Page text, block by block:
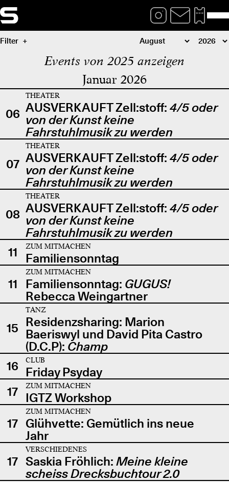
Filter
Events von 2025 anzeigen
Januar 2026
06
THEATER
AUSVERKAUFT Zell:stoff: 4/5 oder
von der Kunst keine
Fahrstuhlmusik zu werden
07
THEATER
AUSVERKAUFT Zell:stoff: 4/5 oder
von der Kunst keine
Fahrstuhlmusik zu werden
08
THEATER
AUSVERKAUFT Zell:stoff: 4/5 oder
von der Kunst keine
Fahrstuhlmusik zu werden
11
ZUM MITMACHEN
Familiensonntag
11
ZUM MITMACHEN
Familiensonntag: GUGUS!
Rebecca Weingartner
15
TANZ
Residenzsharing: Marion
Baeriswyl und David Pita Castro
(D.C.P): Champ
16
CLUB
Friday Psyday
17
ZUM MITMACHEN
IGTZ Workshop
17
ZUM MITMACHEN
Glühvette: Gemütlich ins neue
Jahr
17
VERSCHIEDENES
Saskia Fröhlich: Meine kleine
scheiss Drecksbuchtour 2.0